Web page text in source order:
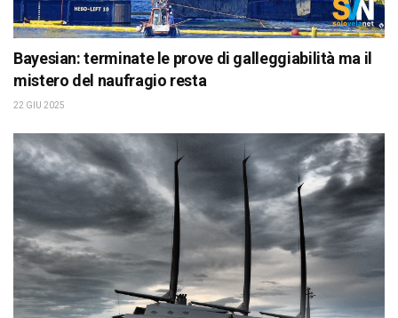
Bayesian: terminate le prove di galleggiabilità ma il
mistero del naufragio resta
22 GIU 2025